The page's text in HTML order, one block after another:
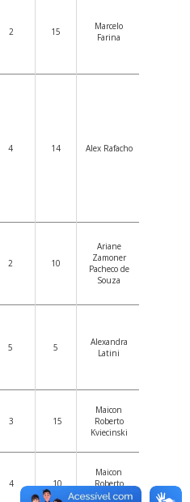
2 15
Marcelo
Farina
4 14 Alex Rafacho
2 10
Ariane
Zamoner
Pacheco de
Souza
5 5
Alexandra
Latini
3 15
Maicon
Roberto
Kviecinski
4 10
Maicon
Roberto
Kviecinski
29/11 de
2022